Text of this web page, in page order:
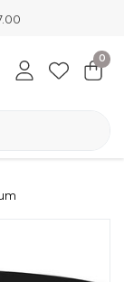
0